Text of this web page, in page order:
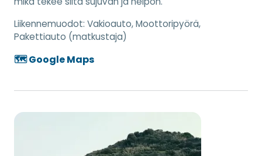
Liikennemuodot: Vakioauto, Moottoripyörä,
Pakettiauto (matkustaja)
🗺️ Google Maps